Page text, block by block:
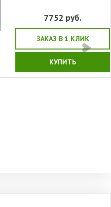
7752 руб.
ЗАКАЗ В 1 КЛИК
КУПИТЬ